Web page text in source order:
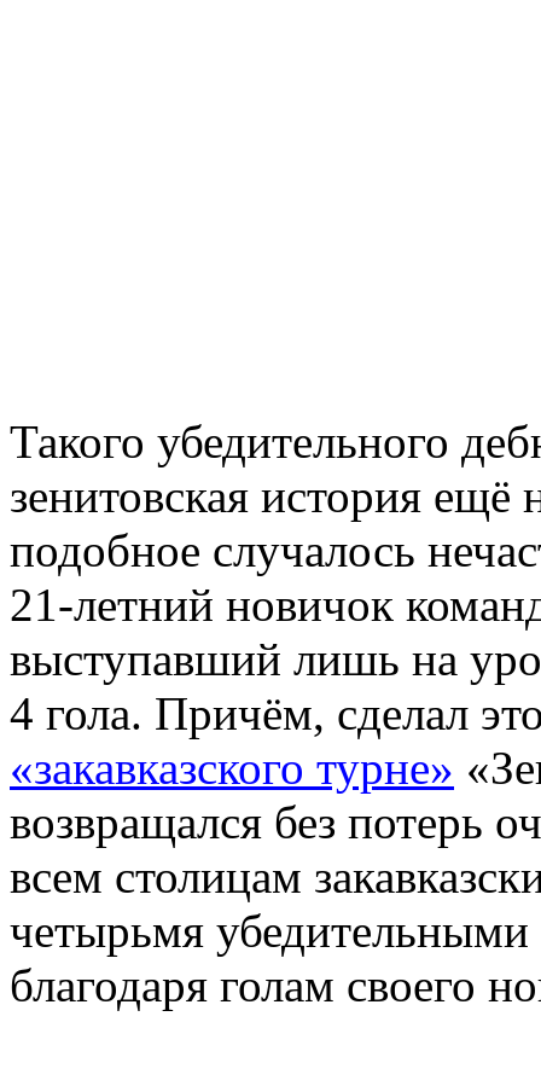
Такого убедительного
зенитовская история ещё
подобное случалось
21-летний новичок
выступавший лишь на
4 гола. Причём, сделал
«закавказского турне»
возвращался без потерь
всем столицам
четырьмя
благодаря голам своего